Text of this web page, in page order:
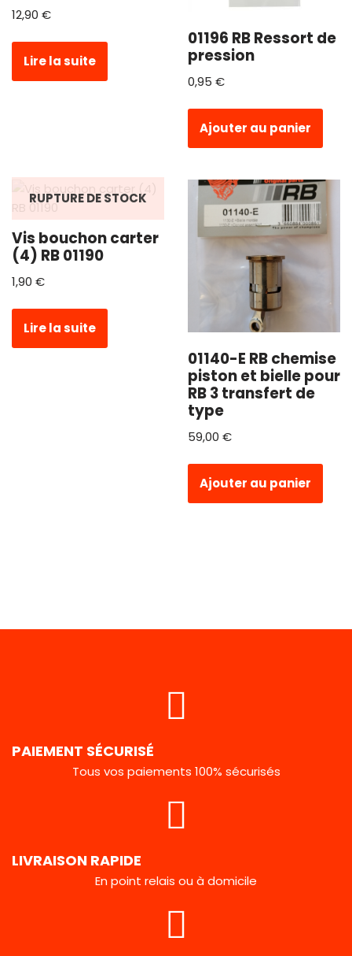
12,90 €
Lire la suite
01196 RB Ressort de
pression
0,95 €
Ajouter au panier
RUPTURE DE STOCK
Vis bouchon carter
(4) RB 01190
1,90 €
Lire la suite
01140-E RB chemise
piston et bielle pour
RB 3 transfert de
type
59,00 €
Ajouter au panier
PAIEMENT SÉCURISÉ
Tous vos paiements 100% sécurisés
LIVRAISON RAPIDE
En point relais ou à domicile